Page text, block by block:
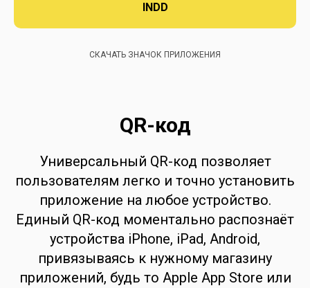
INDD
СКАЧАТЬ ЗНАЧОК ПРИЛОЖЕНИЯ
QR-код
Универсальный QR-код позволяет
пользователям легко и точно установить
приложение на любое устройство.
Единый QR-код моментально распознаёт
устройства iPhone, iPad, Android,
привязываясь к нужному магазину
приложений, будь то Apple App Store или